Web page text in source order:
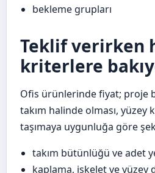
bekleme grupları
Teklif verirken
kriterlere
Ofis ürünlerinde fiyat; proje
takım halinde olması, yüzey
taşımaya uygunluğa göre
takım bütünlüğü ve adet
kaplama, iskelet ve yüzey